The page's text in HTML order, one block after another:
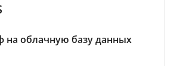
на облачную базу данных